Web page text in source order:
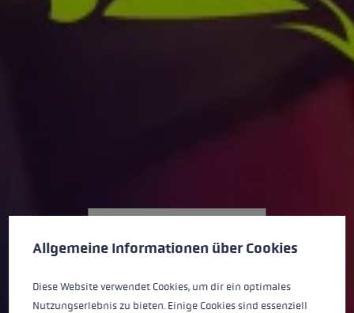
Cookie-Voreinstellungen
Allgemeine Informationen über Cookies
Diese Website verwendet Cookies, um dir ein optimales
Nutzungserlebnis zu bieten. Einige Cookies sind essenziell